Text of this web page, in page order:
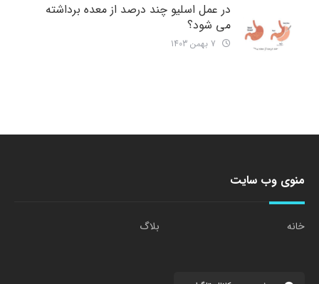
در عمل اسلیو چند درصد از معده برداشته
می شود؟
منوی وب سایت
خانه بلاگ